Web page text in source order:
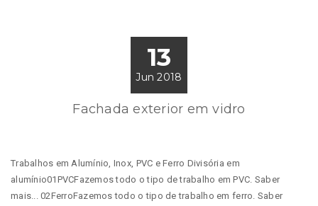
13
Jun 2018
Fachada exterior em vidro
Trabalhos em Alumínio, Inox, PVC e Ferro Divisória em
alumínio01PVCFazemos todo o tipo de trabalho em PVC. Saber
mais... 02FerroFazemos todo o tipo de trabalho em ferro. Saber